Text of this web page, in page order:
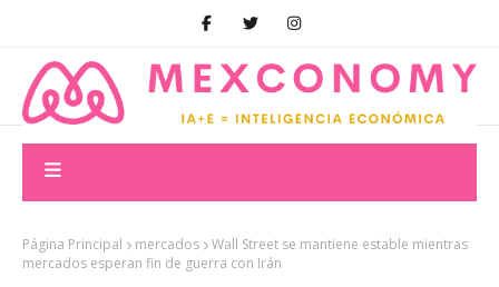
Página Principal mercados
Wall Street se mantiene estable mientras
mercados esperan fin de guerra con Irán